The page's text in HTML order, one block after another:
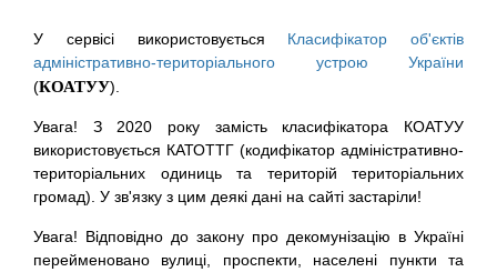
У сервісі використовується Класифікатор об'єктів
адміністративно-територіального устрою України
(КОАТУУ).
Увага! З 2020 року замість класифікатора КОАТУУ
використовується КАТОТТГ (кодифікатор адміністративно-
територіальних одиниць та територій територіальних
громад). У зв'язку з цим деякі дані на сайті застаріли!
Увага! Відповідно до закону про декомунізацію в Україні
перейменовано вулиці, проспекти, населені пункти та